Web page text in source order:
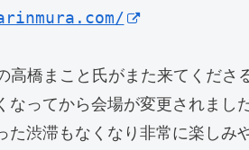
高橋まこと氏がまた来てくださ
なってから会場が変更されました
た渋滞もなくなり非常に楽しみ